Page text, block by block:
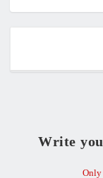
Write
Only